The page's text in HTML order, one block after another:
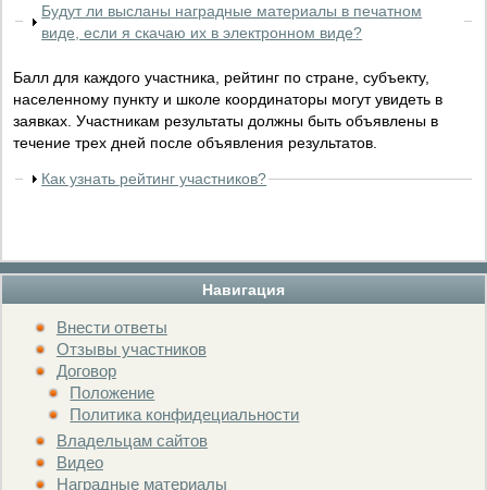
Навигация
Внести ответы
Отзывы участников
Договор
Положение
Политика конфидециальности
Владельцам сайтов
Видео
Наградные материалы
Будут ли высланы наградные материалы в печатном
виде, если я скачаю их в электронном виде?
Балл для каждого участника, рейтинг по стране, субъекту,
населенному пункту и школе координаторы могут увидеть в
заявках. Участникам результаты должны быть объявлены в
течение трех дней после объявления результатов.
Как узнать рейтинг участников?